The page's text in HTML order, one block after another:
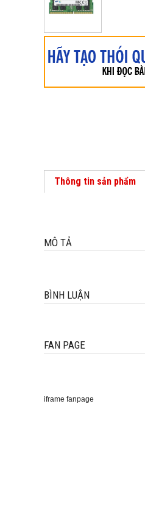
Thông tin sản phẩm
MÔ TẢ
BÌNH LUẬN
FAN PAGE
iframe fanpage